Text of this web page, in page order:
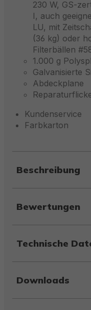
230 W, GS-
I, auch
LU, mit
(36 kg) oder
Filterbällen
1.000 g
Galvanisierte
Abdeckplane
Kundenservice
Farbkarton
Beschreibung
Bewertungen
Technische
Downloads